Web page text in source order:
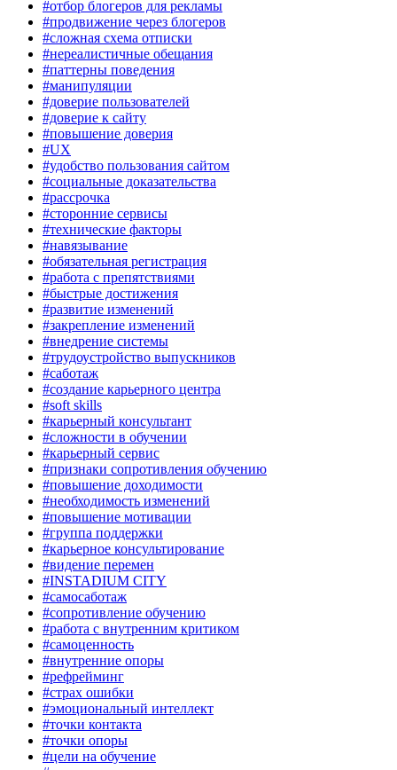
#отбор блогеров для рекламы
#продвижение через блогеров
#сложная схема отписки
#нереалистичные обещания
#паттерны поведения
#манипуляции
#доверие пользователей
#доверие к сайту
#повышение доверия
#UX
#удобство пользования сайтом
#социальные доказательства
#рассрочка
#сторонние сервисы
#технические факторы
#навязывание
#обязательная регистрация
#работа с препятствиями
#быстрые достижения
#развитие изменений
#закрепление изменений
#внедрение системы
#трудоустройство выпускников
#саботаж
#создание карьерного центра
#soft skills
#карьерный консультант
#сложности в обучении
#карьерный сервис
#признаки сопротивления обучению
#повышение доходимости
#необходимость изменений
#повышение мотивации
#группа поддержки
#карьерное консультирование
#видение перемен
#INSTADIUM CITY
#самосаботаж
#сопротивление обучению
#работа с внутренним критиком
#самоценность
#внутренние опоры
#рефрейминг
#страх ошибки
#эмоциональный интеллект
#точки контакта
#точки опоры
#цели на обучение